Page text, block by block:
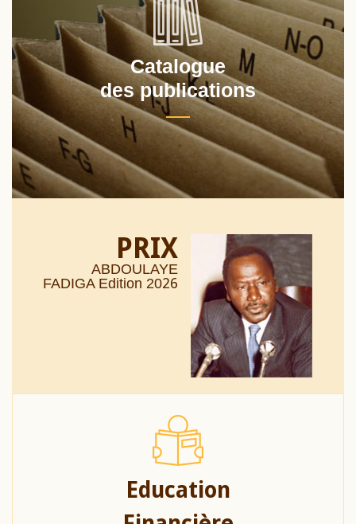
Catalogue
des publications
PRIX
ABDOULAYE
FADIGA Edition 2026
Education